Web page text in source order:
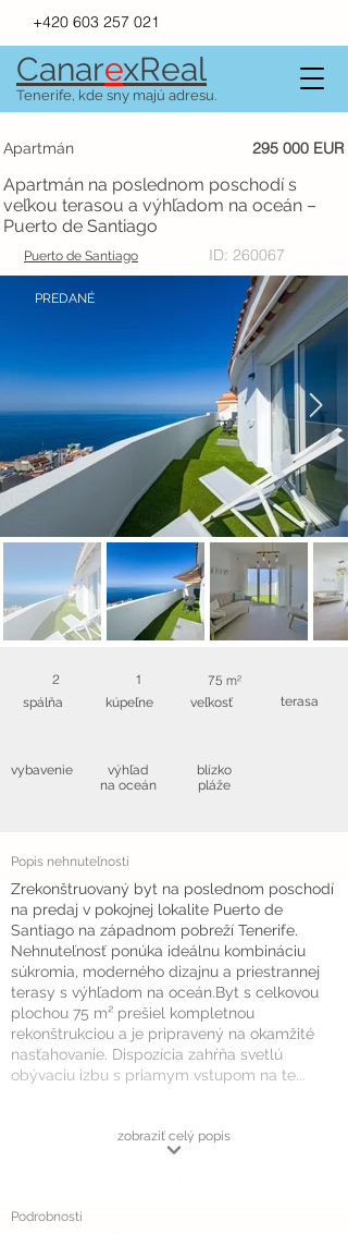
+420 603 257 021
CanarexReal
Tenerife, kde sny majú adresu.
Apartmán 295 000 EUR
Apartmán na poslednom poschodí s
veľkou terasou a výhľadom na oceán –
Puerto de Santiago
Puerto de Santiago ID: 260067
PREDANÉ
2
spálňa
1
kúpeľne
75 m²
veľkosť
vybavenie
výhľad
na oceán
blízko
pláže
terasa
Popis nehnuteľnosti
Zrekonštruovaný byt na poslednom poschodí
na predaj v pokojnej lokalite Puerto de
Santiago na západnom pobreží Tenerife.
Nehnuteľnosť ponúka ideálnu kombináciu
súkromia, moderného dizajnu a priestrannej
terasy s výhľadom na oceán.Byt s celkovou
plochou 75 m² prešiel kompletnou
rekonštrukciou a je pripravený na okamžité
nasťahovanie. Dispozícia zahŕňa svetlú
obývaciu izbu s priamym vstupom na te...
zobraziť celý popis
Podrobnosti